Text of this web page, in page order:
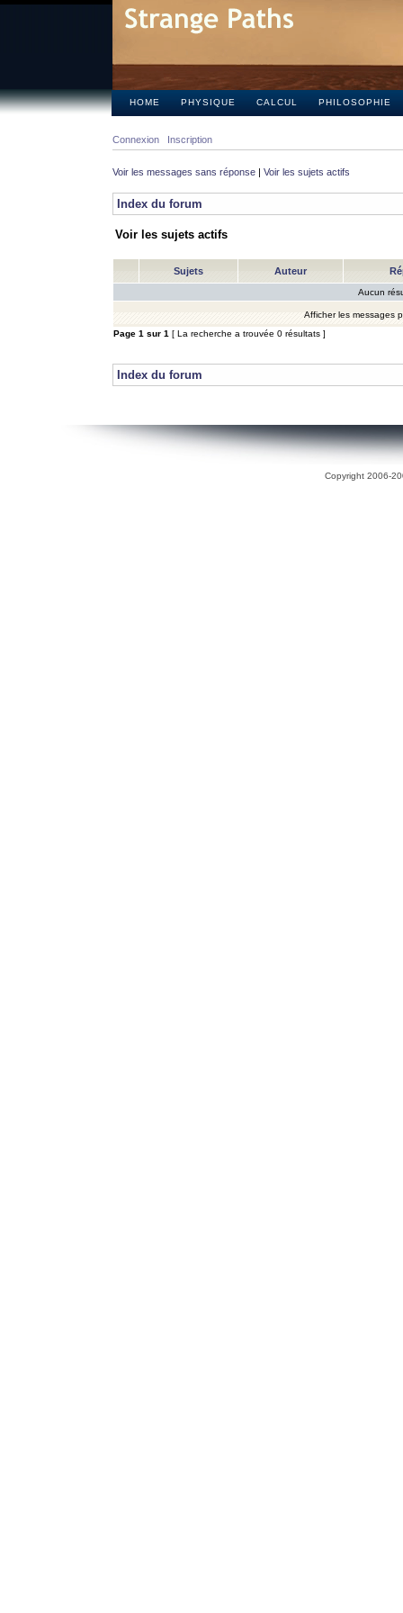
HOME PHYSIQUE CALCUL PHILOSOPHIE
Connexion Inscription
Voir les messages sans réponse | Voir les sujets actifs
Index du forum
Voir les sujets actifs
Sujets Auteur
Aucun
Afficher les messages
Page 1 sur 1 [ La recherche a trouvée 0 résultats ]
Index du forum
Copyright 2006-